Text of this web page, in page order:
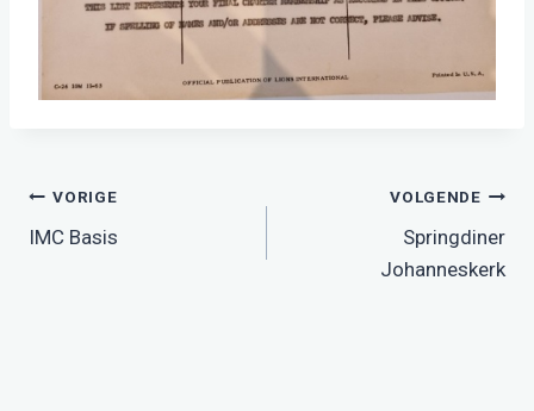
Bericht
navigatie
VORIGE
IMC Basis
VOLGENDE
Springdiner
Johanneskerk